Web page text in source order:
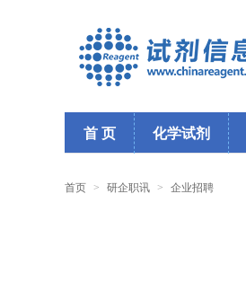
首 页 化学试剂
首页 > 研企职讯 > 企业招聘